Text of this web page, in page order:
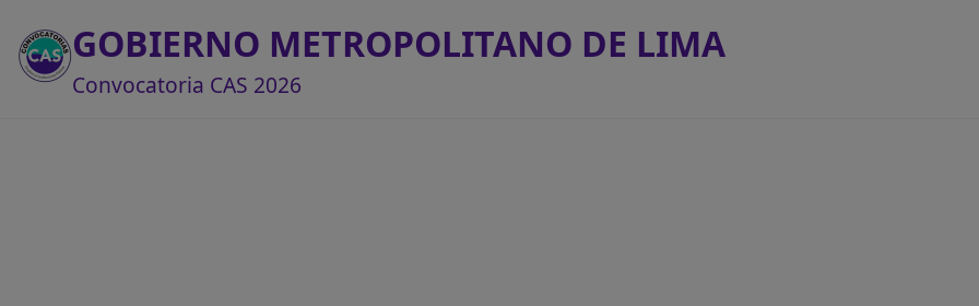
GOBIERNO METROPOLITANO DE LIMA
Convocatoria CAS 2026